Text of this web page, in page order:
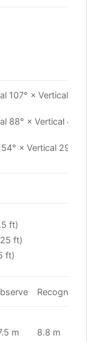
107° × Vertical 56° ×
88° × Vertical 44° ×
× Vertical 29° ×
ft)
ft)
ft)
Recognize
m
8.8 m